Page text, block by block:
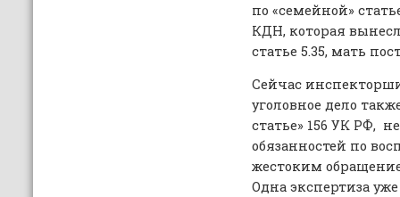
по «семейной»
КДН, которая
статье 5.35, мать
Сейчас
уголовное дело
статье» 156 УК РФ,
обязанностей по
жестоким
Одна экспертиза